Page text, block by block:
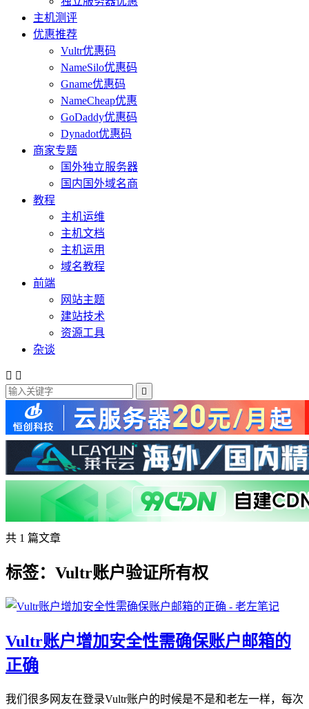
主机测评
优惠推荐
Vultr优惠码
NameSilo优惠码
Gname优惠码
NameCheap优惠
GoDaddy优惠码
Dynadot优惠码
商家专题
国外独立服务器
国内国外域名商
教程
主机运维
主机文档
主机运用
域名教程
前端
网站主题
建站技术
资源工具
杂谈
 

共 1 篇文章
标签：Vultr账户验证所有权
Vultr账户增加安全性需确保账户邮箱的
正确
我们很多网友在登录Vultr账户的时候是不是和老左一样，每次